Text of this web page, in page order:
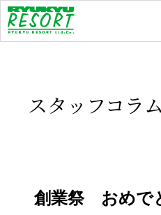
お知らせ
スタッフコラム
創業祭 おめで